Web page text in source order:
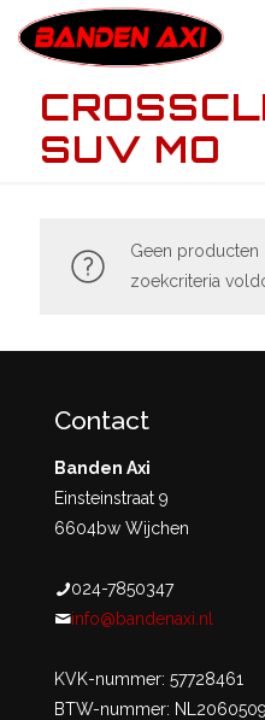
SUV MO
Geen producten
zoekcriteria
Contact
Banden Axi
Einsteinstraat 9
6604bw Wijchen
024-7850347
info@bandenaxi.nl
KVK-nummer: 57728461
BTW-nummer: